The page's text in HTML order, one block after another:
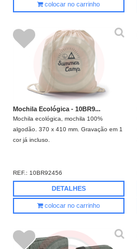
colocar no carrinho
Mochila Ecológica - 10BR9...
Mochila ecológica, mochila 100%
algodão. 370 x 410 mm. Gravação em 1
cor já incluso.
REF.:10BR92456
DETALHES
colocar no carrinho